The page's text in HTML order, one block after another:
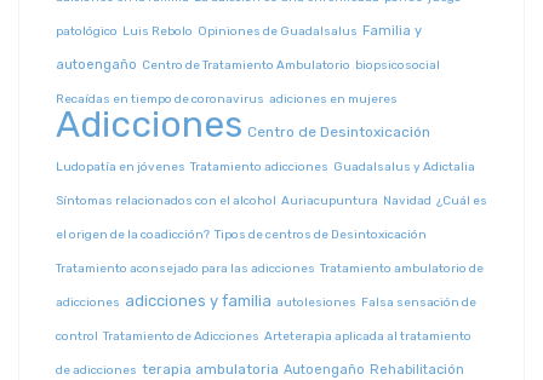
patológico Luis Rebolo Opiniones de Guadalsalus Familia y
autoengaño Centro de Tratamiento Ambulatorio biopsicosocial
Recaídas en tiempo de coronavirus adiciones en mujeres
Adicciones Centro de Desintoxicación
Ludopatía en jóvenes Tratamiento adicciones Guadalsalus y Adictalia
Síntomas relacionados con el alcohol Auriacupuntura Navidad ¿Cuál es
el origen de la coadicción? Tipos de centros de Desintoxicación
Tratamiento aconsejado para las adicciones Tratamiento ambulatorio de
adicciones adicciones y familia autolesiones Falsa sensación de
control Tratamiento de Adicciones Arteterapia aplicada al tratamiento
de adicciones terapia ambulatoria Autoengaño Rehabilitación